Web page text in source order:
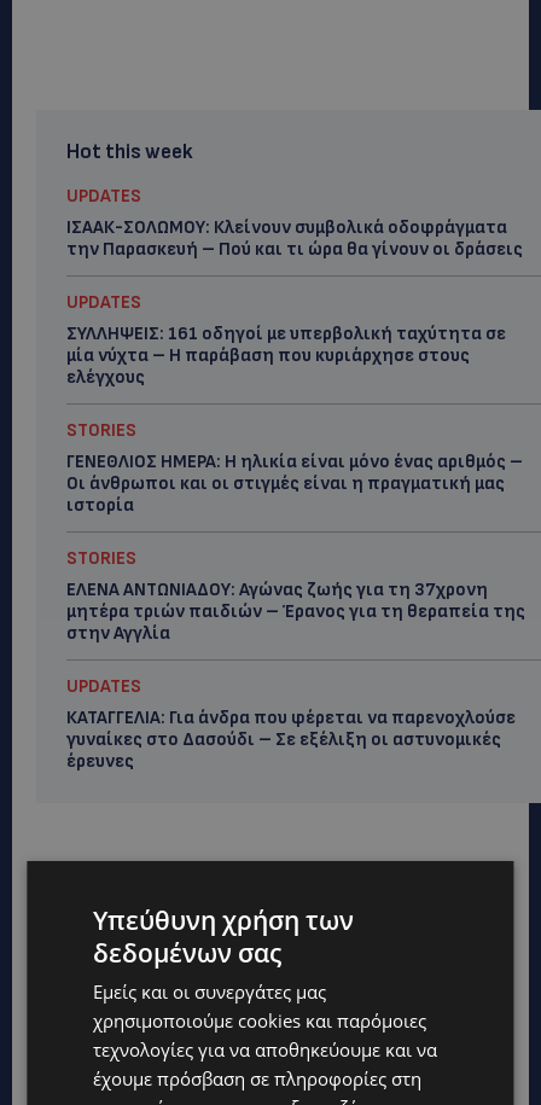
Hot this week
UPDATES
ΙΣΑΑΚ-ΣΟΛΩΜΟΥ: Κλείνουν συμβολικά οδοφράγματα
την Παρασκευή – Πού και τι ώρα θα γίνουν οι δράσεις
UPDATES
ΣΥΛΛΗΨΕΙΣ: 161 οδηγοί με υπερβολική ταχύτητα σε
μία νύχτα – Η παράβαση που κυριάρχησε στους
ελέγχους
STORIES
ΓΕΝΕΘΛΙΟΣ ΗΜΕΡΑ: Η ηλικία είναι μόνο ένας αριθμός –
Οι άνθρωποι και οι στιγμές είναι η πραγματική μας
ιστορία
STORIES
ΕΛΕΝΑ ΑΝΤΩΝΙΑΔΟΥ: Αγώνας ζωής για τη 37χρονη
μητέρα τριών παιδιών – Έρανος για τη θεραπεία της
στην Αγγλία
UPDATES
ΚΑΤΑΓΓΕΛΙΑ: Για άνδρα που φέρεται να παρενοχλούσε
γυναίκες στο Δασούδι – Σε εξέλιξη οι αστυνομικές
έρευνες
Υπεύθυνη χρήση των
δεδομένων σας
Εμείς και οι συνεργάτες μας
χρησιμοποιούμε cookies και παρόμοιες
τεχνολογίες για να αποθηκεύουμε και να
έχουμε πρόσβαση σε πληροφορίες στη